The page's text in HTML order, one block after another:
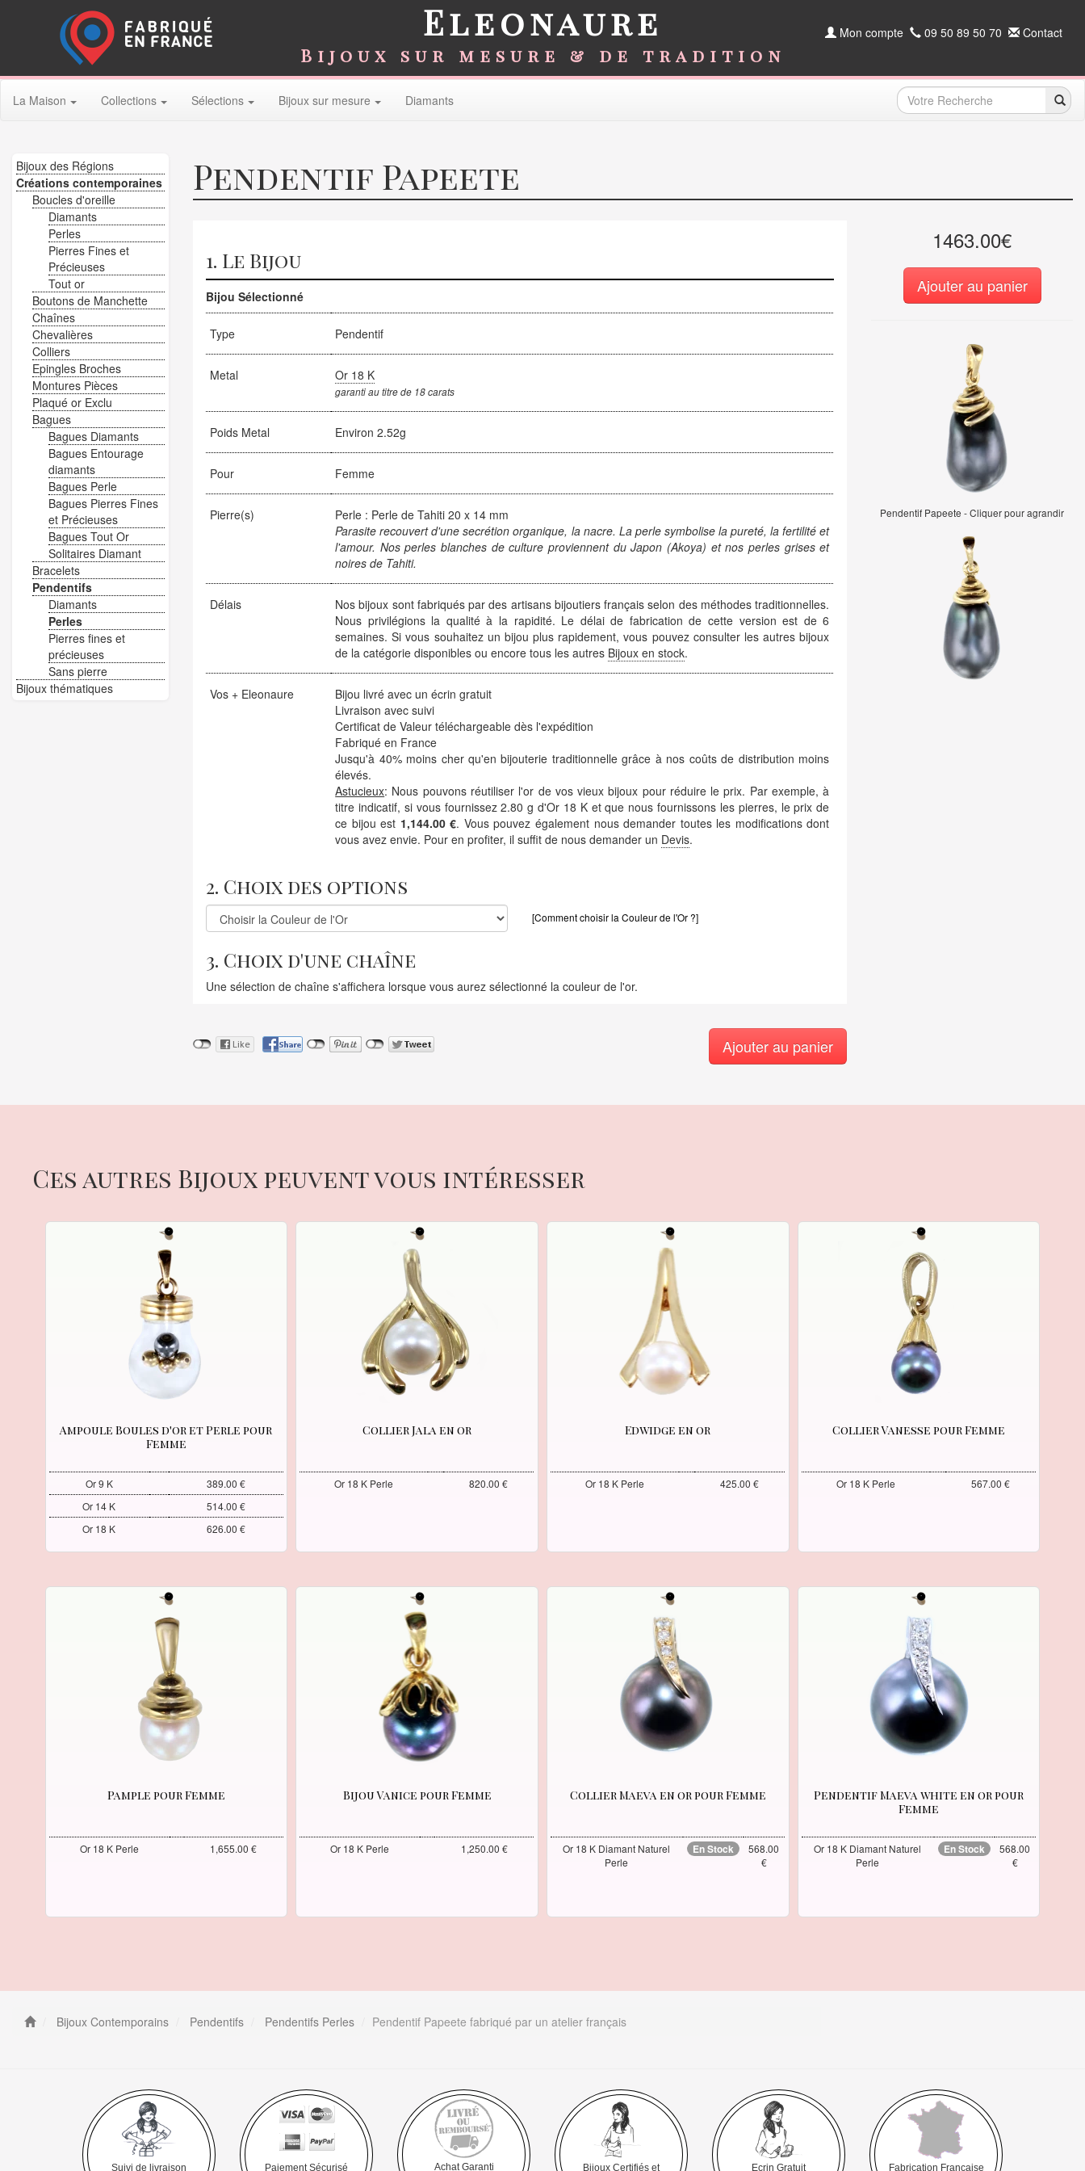
Eleonaure
Bijoux sur mesure & de tradition
Mon compte 09 50 89 50 70 Contact
La Maison Collections Sélections Bijoux sur mesure Diamants
Pendentif Papeete
1463.00€
Ajouter au panier
Pendentif Papeete - Cliquer pour agrandir
1. Le Bijou
Bijou Sélectionné
Type Pendentif
Metal Or 18 K
garanti au titre de 18 carats
Poids Metal Environ 2.52g
Pour Femme
Pierre(s)
Perle : Perle de Tahiti 20 x 14 mm
Parasite recouvert d'une secrétion organique, la nacre. La perle symbolise la pureté, la fertilité et
l'amour. Nos perles blanches de culture proviennent du Japon (Akoya) et nos perles grises et
noires de Tahiti.
Délais
Nos bijoux sont fabriqués par des artisans bijoutiers français selon des méthodes traditionnelles.
Nous privilégions la qualité à la rapidité. Le délai de fabrication de cette version est de 6
semaines. Si vous souhaitez un bijou plus rapidement, vous pouvez consulter les autres bijoux
de la catégorie disponibles ou encore tous les autres Bijoux en stock.
Vos + Eleonaure
Bijou livré avec un écrin gratuit
Livraison avec suivi
Certificat de Valeur téléchargeable dès l'expédition
Fabriqué en France
Jusqu'à 40% moins cher qu'en bijouterie traditionnelle grâce à nos coûts de distribution moins
élevés.
Astucieux: Nous pouvons réutiliser l'or de vos vieux bijoux pour réduire le prix. Par exemple, à
titre indicatif, si vous fournissez 2.80 g d'Or 18 K et que nous fournissons les pierres, le prix de
ce bijou est 1,144.00 €. Vous pouvez également nous demander toutes les modifications dont
vous avez envie. Pour en profiter, il suffit de nous demander un Devis.
2. Choix des options
[Comment choisir la Couleur de l'Or ?]
3. Choix d'une chaîne
Une sélection de chaîne s'affichera lorsque vous aurez sélectionné la couleur de l'or.
Ajouter au panier
Bijoux des Régions
Créations contemporaines
Boucles d'oreille
Diamants
Perles
Pierres Fines et
Précieuses
Tout or
Boutons de Manchette
Chaînes
Chevalières
Colliers
Epingles Broches
Montures Pièces
Plaqué or Exclu
Bagues
Bagues Diamants
Bagues Entourage
diamants
Bagues Perle
Bagues Pierres Fines
et Précieuses
Bagues Tout Or
Solitaires Diamant
Bracelets
Pendentifs
Diamants
Perles
Pierres fines et
précieuses
Sans pierre
Bijoux thématiques
Ces autres Bijoux peuvent vous intéresser
Ampoule Boules d'or et Perle pour
Femme
Or 9 K
389.00 €
Or 14 K
514.00 €
Or 18 K
626.00 €
Collier Jala en or
Or 18 K Perle 820.00 €
Edwidge en or
Or 18 K Perle 425.00 €
Collier Vanesse pour Femme
Or 18 K Perle 567.00 €
Pample pour Femme
Or 18 K Perle 1,655.00 €
Bijou Vanice pour Femme
Or 18 K Perle 1,250.00 €
Collier Maeva en or pour Femme
Or 18 K Diamant Naturel
Perle
En Stock
568.00
€
Pendentif Maeva white en or pour
Femme
Or 18 K Diamant Naturel
Perle
En Stock
568.00
€
Bijoux Contemporains Pendentifs Pendentifs Perles Pendentif Papeete fabriqué par un atelier français
Suivi de livraison Paiement Sécurisé Achat Garanti Bijoux Certifiés et Ecrin Gratuit Fabrication Française